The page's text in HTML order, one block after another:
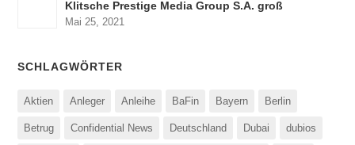
Klitsche Prestige Media Group S.A. groß
Mai 25, 2021
SCHLAGWÖRTER
Aktien Anleger Anleihe BaFin Bayern Berlin
Betrug Confidential News Deutschland Dubai dubios